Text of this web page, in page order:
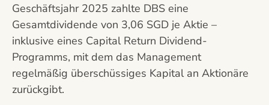
Geschäftsjahr 2025 zahlte DBS eine
Gesamtdividende von 3,06 SGD je Aktie –
inklusive eines Capital Return Dividend-
Programms, mit dem das Management
regelmäßig überschüssiges Kapital an Aktionäre
zurückgibt.